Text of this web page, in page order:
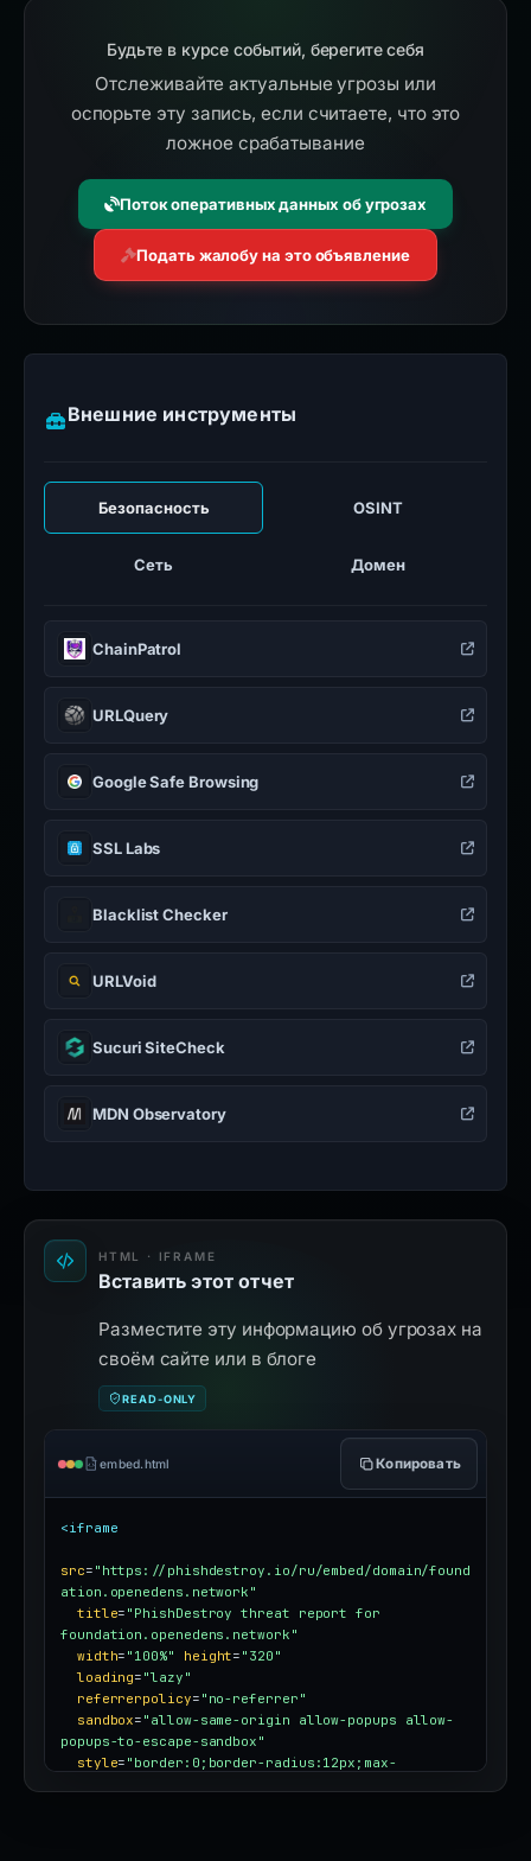
Будьте в курсе событий, берегите себя
Отслеживайте актуальные угрозы или
оспорьте эту запись, если считаете, что это
ложное срабатывание
Поток оперативных данных об угрозах
Подать жалобу на это объявление
Внешние инструменты
Безопасность OSINT
Сеть Домен
ChainPatrol
URLQuery
Google Safe Browsing
SSL Labs
Blacklist Checker
URLVoid
Sucuri SiteCheck
MDN Observatory
HTML · IFRAME
Вставить этот отчет
Разместите эту информацию об угрозах на
своём сайте или в блоге
READ-ONLY
embed.html Копировать
<iframe
src= "https://phishdestroy.io/ru/embed/domain/found
ation.openedens.network"
title= "PhishDestroy threat report for
foundation.openedens.network"
width= "100%" height= "320"
loading= "lazy"
referrerpolicy= "no-referrer"
sandbox= "allow-same-origin allow-popups allow-
popups-to-escape-sandbox"
style= "border:0;border-radius:12px;max-